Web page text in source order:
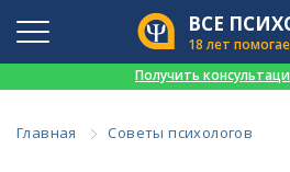
ВСЕ
18 лет
Получить
Главная Советы психологов